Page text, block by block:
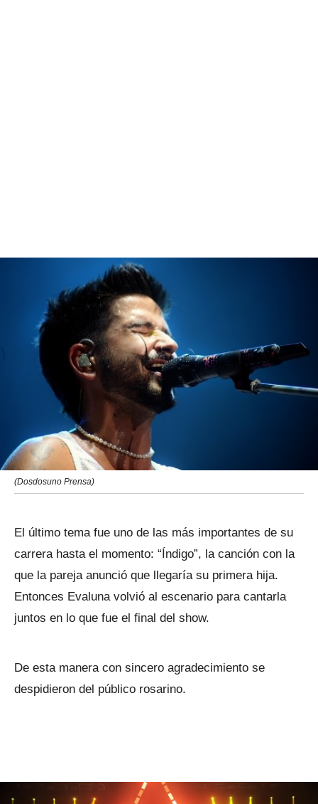
(Dosdosuno Prensa)
El último tema fue uno de las más importantes de su
carrera hasta el momento: “Índigo”, la canción con la
que la pareja anunció que llegaría su primera hija.
Entonces Evaluna volvió al escenario para cantarla
juntos en lo que fue el final del show.
De esta manera con sincero agradecimiento se
despidieron del público rosarino.